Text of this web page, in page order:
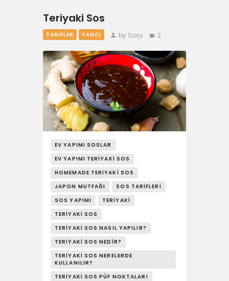
Teriyaki Sos
TARIFLER YANCI by Sosy 2
EV YAPIMI SOSLAR
EV YAPIMI TERIYAKI SOS
HOMEMADE TERIYAKI SOS
JAPON MUTFAĞI
SOS TARIFLERI
SOS YAPIMI
TERIYAKI
TERIYAKI SOS
TERIYAKI SOS NASIL YAPILIR?
TERIYAKI SOS NEDIR?
TERIYAKI SOS NERELERDE
KULLANILIR?
TERIYAKI SOS PÜF NOKTALARI